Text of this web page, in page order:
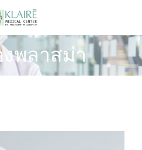
พลาสม่า